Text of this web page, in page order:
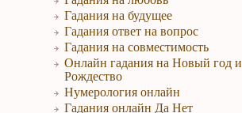
Гадания на будущее
Гадания ответ на вопрос
Гадания на совместимость
Онлайн гадания на Новый год и
Рождество
Нумерология онлайн
Гадания онлайн Да Нет